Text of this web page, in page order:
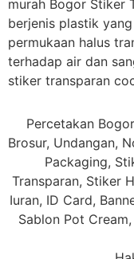
murah Bogor Stiker
berjenis plastik
permukaan halus
terhadap air dan
stiker transparan
Percetakan
Brosur, Undangan,
Packaging,
Transparan, Stiker
Iuran, ID Card,
Sablon Pot